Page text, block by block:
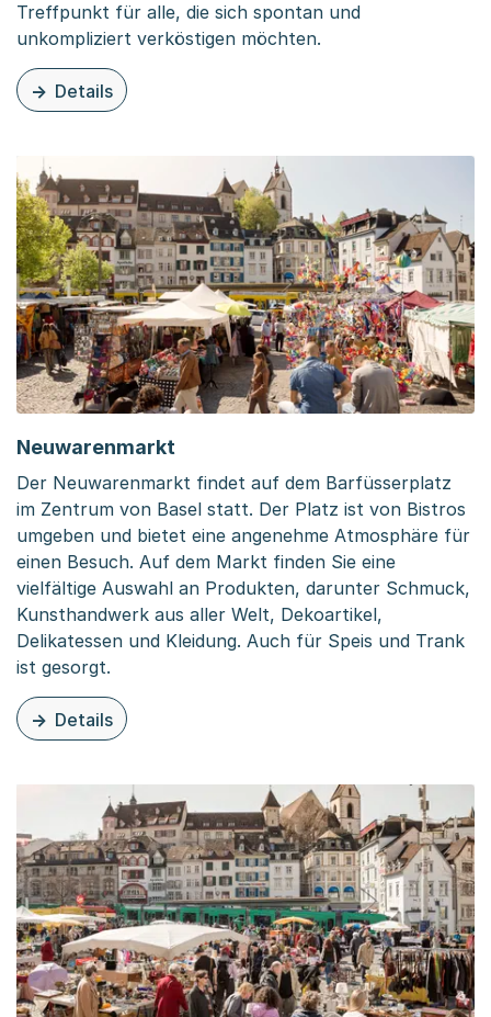
Treffpunkt für alle, die sich spontan und
unkompliziert verköstigen möchten.
Details
zu dieser Seite: Schlemmer-Markt
Neuwarenmarkt
Der Neuwarenmarkt findet auf dem Barfüsserplatz
im Zentrum von Basel statt. Der Platz ist von Bistros
umgeben und bietet eine angenehme Atmosphäre für
einen Besuch. Auf dem Markt finden Sie eine
vielfältige Auswahl an Produkten, darunter Schmuck,
Kunsthandwerk aus aller Welt, Dekoartikel,
Delikatessen und Kleidung. Auch für Speis und Trank
ist gesorgt.
Details
zu dieser Seite: Neuwarenmarkt